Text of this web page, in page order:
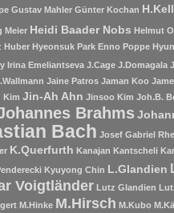
Gustav Mahler Günter Kochan
Meier Heidi Baader Nobs Helmut
Huber Hyeonsuk Park Enno Poppe
Irina Emeliantseva J.Cage J.Domagala
Jaine Patros Jaman Koo
Kim Jin-Ah Ahn Jinsoo Kim Joh.B.
Brahms
Bach Josef Gabriel
K.Querfurth Kanajan Kantscheli
Kyuyong Chin L.Glandien
Voigtländer Lutz Glandien
M.Hinke M.Hirsch M.Kubo